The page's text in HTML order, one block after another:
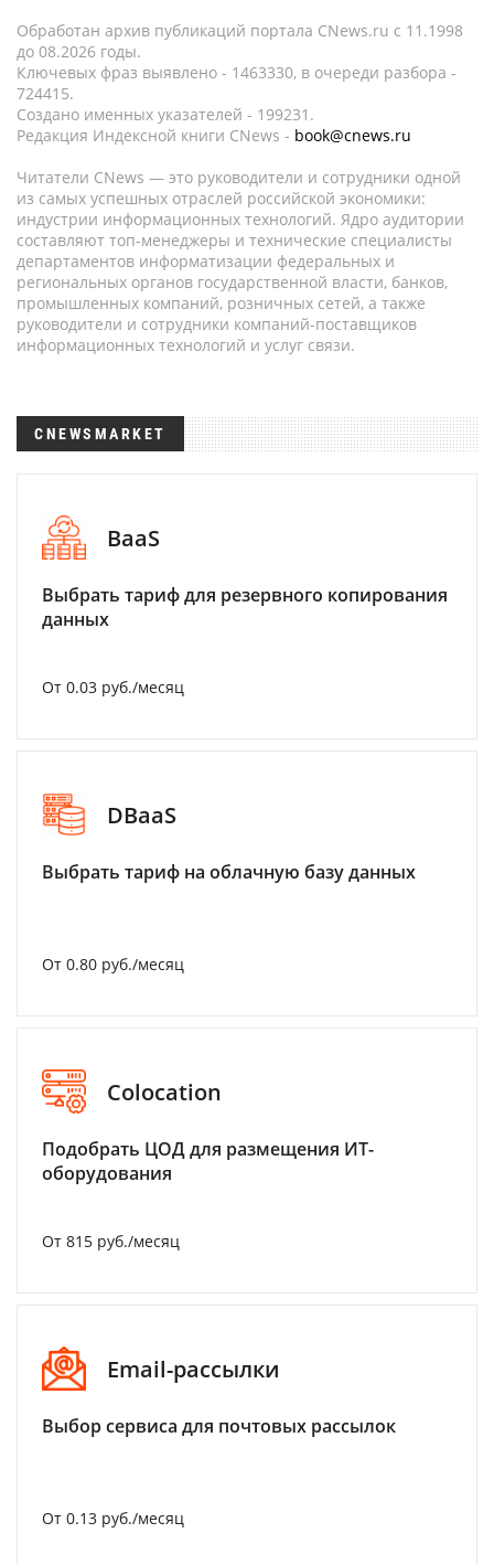
Обработан архив публикаций портала CNews.ru c 11.1998
до 08.2026 годы.
Ключевых фраз выявлено - 1463330, в очереди разбора -
724415.
Создано именных указателей - 199231.
Редакция Индексной книги CNews - book@cnews.ru
Читатели CNews — это руководители и сотрудники одной
из самых успешных отраслей российской экономики:
индустрии информационных технологий. Ядро аудитории
составляют топ-менеджеры и технические специалисты
департаментов информатизации федеральных и
региональных органов государственной власти, банков,
промышленных компаний, розничных сетей, а также
руководители и сотрудники компаний-поставщиков
информационных технологий и услуг связи.
CNEWSMARKET
BaaS
Выбрать тариф для резервного копирования
данных
От 0.03 руб./месяц
DBaaS
Выбрать тариф на облачную базу данных
От 0.80 руб./месяц
Colocation
Подобрать ЦОД для размещения ИТ-
оборудования
От 815 руб./месяц
Email-рассылки
Выбор сервиса для почтовых рассылок
От 0.13 руб./месяц